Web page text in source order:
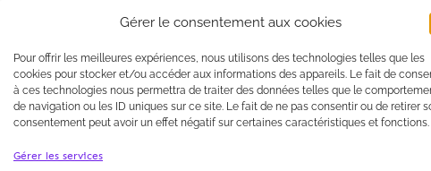
Gérer le consentement aux cookies
Pour offrir les meilleures expériences, nous utilisons des technologies telles que les
cookies pour stocker et/ou accéder aux informations des appareils. Le fait de
à ces technologies nous permettra de traiter des données telles que le
de navigation ou les ID uniques sur ce site. Le fait de ne pas consentir ou de retirer
consentement peut avoir un effet négatif sur certaines caractéristiques et fonctions.
Gérer les services